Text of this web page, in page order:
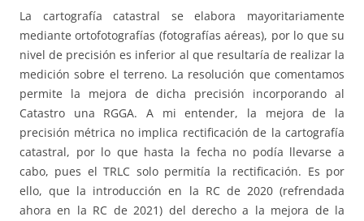
La cartografía catastral se elabora mayoritariamente
mediante ortofotografías (fotografías aéreas), por lo que su
nivel de precisión es inferior al que resultaría de realizar la
medición sobre el terreno. La resolución que comentamos
permite la mejora de dicha precisión incorporando al
Catastro una RGGA. A mi entender, la mejora de la
precisión métrica no implica rectificación de la cartografía
catastral, por lo que hasta la fecha no podía llevarse a
cabo, pues el TRLC solo permitía la rectificación. Es por
ello, que la introducción en la RC de 2020 (refrendada
ahora en la RC de 2021) del derecho a la mejora de la